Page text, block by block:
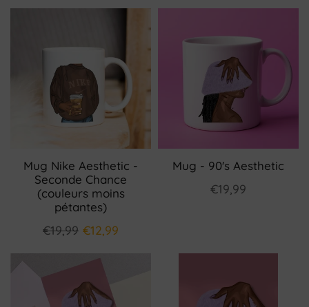
Mug Nike Aesthetic -
Seconde Chance
(couleurs moins
pétantes)
€19,99 €12,99
Mug - 90's Aesthetic
€19,99